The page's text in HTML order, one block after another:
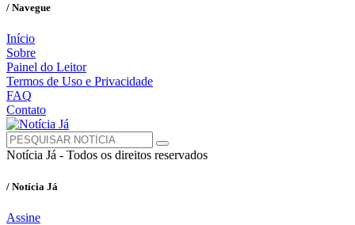
/ Navegue
Início
Sobre
Painel do Leitor
Termos de Uso e Privacidade
FAQ
Contato
Notícia Já - Todos os direitos reservados
/ Notícia Já
Assine